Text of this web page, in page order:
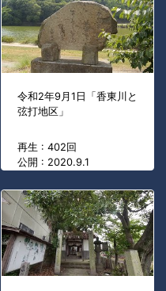
令和2年9月1日「香東川と
弦打地区」
再生 : 402回
公開 : 2020.9.1